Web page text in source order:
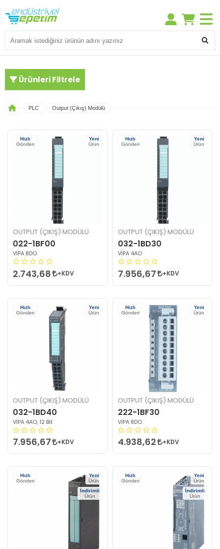
Ürünleri Filtrele
PLC Output (Çıkış) Modülü
Hızlı
Gönderi
Yeni
Ürün
OUTPUT (ÇIKIŞ) MODÜLÜ
022-1BF00
VİPA 8DO
2.743,68 +KDV
Hızlı
Gönderi
Yeni
Ürün
OUTPUT (ÇIKIŞ) MODÜLÜ
032-1BD30
VİPA 4AO
7.956,67 +KDV
Hızlı
Gönderi
Yeni
Ürün
OUTPUT (ÇIKIŞ) MODÜLÜ
032-1BD40
VİPA 4AO, 12 Bit
7.956,67 +KDV
Hızlı
Gönderi
Yeni
Ürün
OUTPUT (ÇIKIŞ) MODÜLÜ
222-1BF30
VİPA 8DO
4.938,62 +KDV
Hızlı
Gönderi
Yeni
Ürün
İndirimli
Ürün
Hızlı
Gönderi
Yeni
Ürün
İndirimli
Ürün